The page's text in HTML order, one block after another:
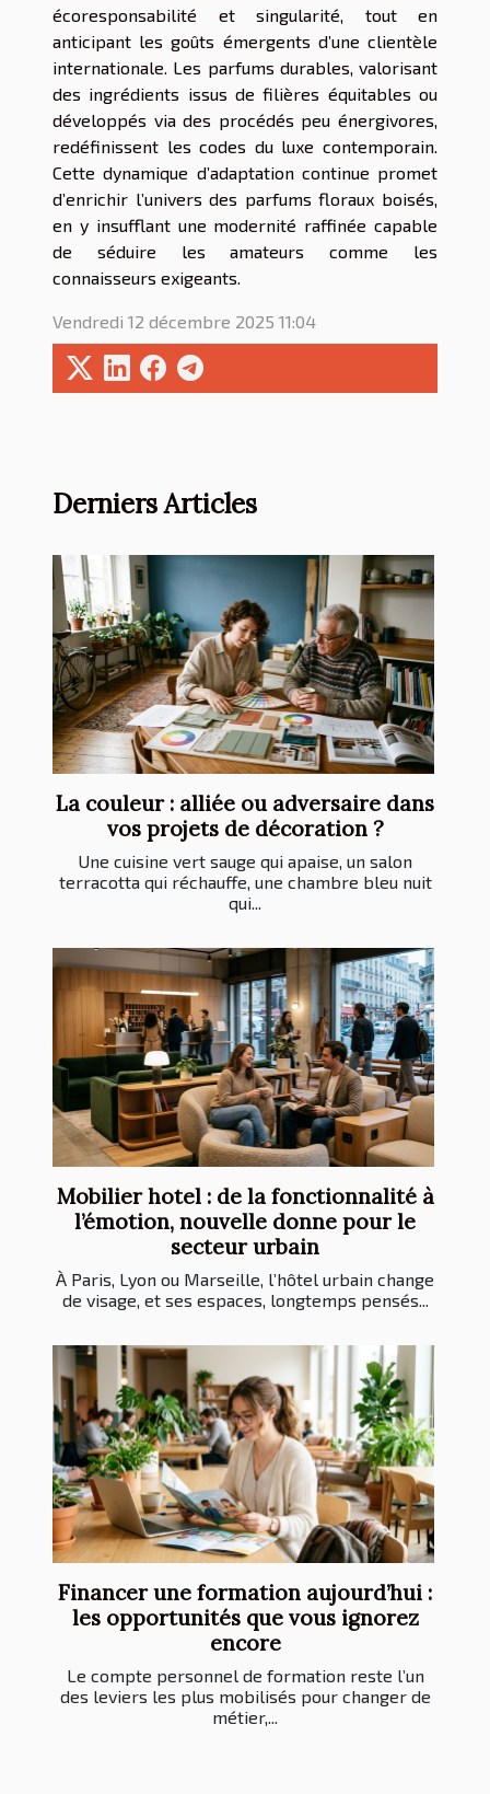
écoresponsabilité et singularité, tout en
anticipant les goûts émergents d’une clientèle
internationale. Les parfums durables, valorisant
des ingrédients issus de filières équitables ou
développés via des procédés peu énergivores,
redéfinissent les codes du luxe contemporain.
Cette dynamique d’adaptation continue promet
d’enrichir l’univers des parfums floraux boisés,
en y insufflant une modernité raffinée capable
de séduire les amateurs comme les
connaisseurs exigeants.
Vendredi 12 décembre 2025 11:04
Derniers Articles
La couleur : alliée ou adversaire dans
vos projets de décoration ?
Une cuisine vert sauge qui apaise, un salon
terracotta qui réchauffe, une chambre bleu nuit
qui...
Mobilier hotel : de la fonctionnalité à
l’émotion, nouvelle donne pour le
secteur urbain
À Paris, Lyon ou Marseille, l’hôtel urbain change
de visage, et ses espaces, longtemps pensés...
Financer une formation aujourd’hui :
les opportunités que vous ignorez
encore
Le compte personnel de formation reste l’un
des leviers les plus mobilisés pour changer de
métier,...